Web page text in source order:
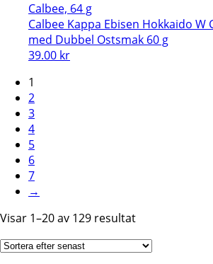
Calbee, 64 g
Calbee Kappa Ebisen Hokkaido W
med Dubbel Ostsmak 60 g
39.00 kr
1
2
3
4
5
6
7
→
Visar 1–20 av 129 resultatSortera
senaste